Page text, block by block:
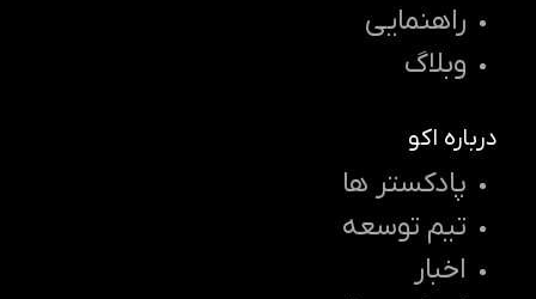
راهنمایی
وبلاگ
درباره اکو
پادکستر ها
تیم توسعه
اخبار